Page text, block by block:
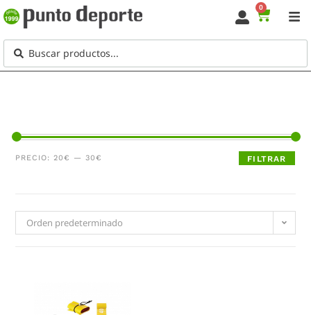
0
FILTRAR
PRECIO:20€ —30€
Orden predeterminado